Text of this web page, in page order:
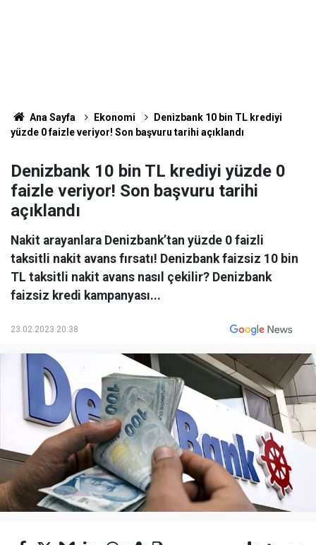
Ana Sayfa Ekonomi
Denizbank 10 bin TL krediyi
yüzde 0 faizle veriyor! Son başvuru tarihi açıklandı
Denizbank 10 bin TL krediyi yüzde 0
faizle veriyor! Son başvuru tarihi
açıklandı
Nakit arayanlara Denizbank’tan yüzde 0 faizli
taksitli nakit avans fırsatı! Denizbank faizsiz 10 bin
TL taksitli nakit avans nasıl çekilir? Denizbank
faizsiz kredi kampanyası...
23.02.2023 20:38